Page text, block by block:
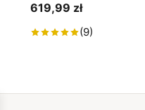
619,99 zł
(9)